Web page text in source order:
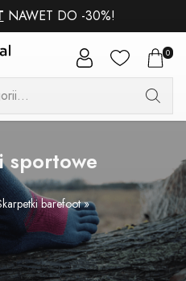
NAWET DO -30%!
0
sportowe
barefoot»